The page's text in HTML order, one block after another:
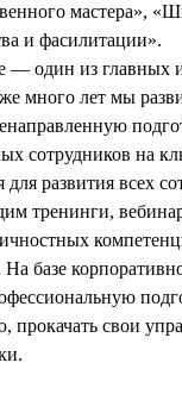
мастера»,
и фасилитации».
— один из главных
много лет мы
сотрудников на
развития всех
тренинги,
базе
свои